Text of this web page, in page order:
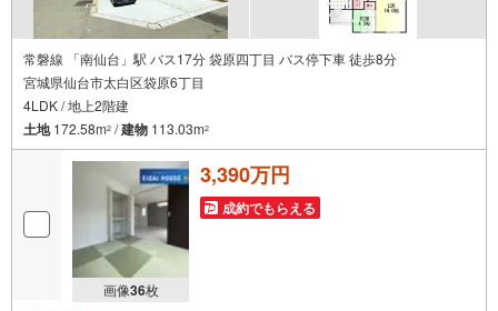
常磐線 「南仙台」駅 バス17分 袋原四丁目 バス停下車 徒歩8分
宮城県仙台市太白区袋原6丁目
4LDK / 地上2階建
土地172.58m2 /建物 113.03m2
画像36枚
3,390万円
成約でもらえる